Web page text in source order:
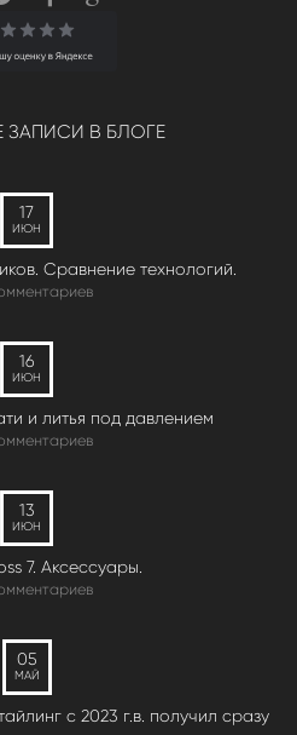
ЗАПИСИ В БЛОГЕ
17
ИЮН
Сравнение технологий.
16
ИЮН
и литья под давлением
13
ИЮН
7. Аксессуары.
05
МАЙ
с 2023 г.в. получил сразу